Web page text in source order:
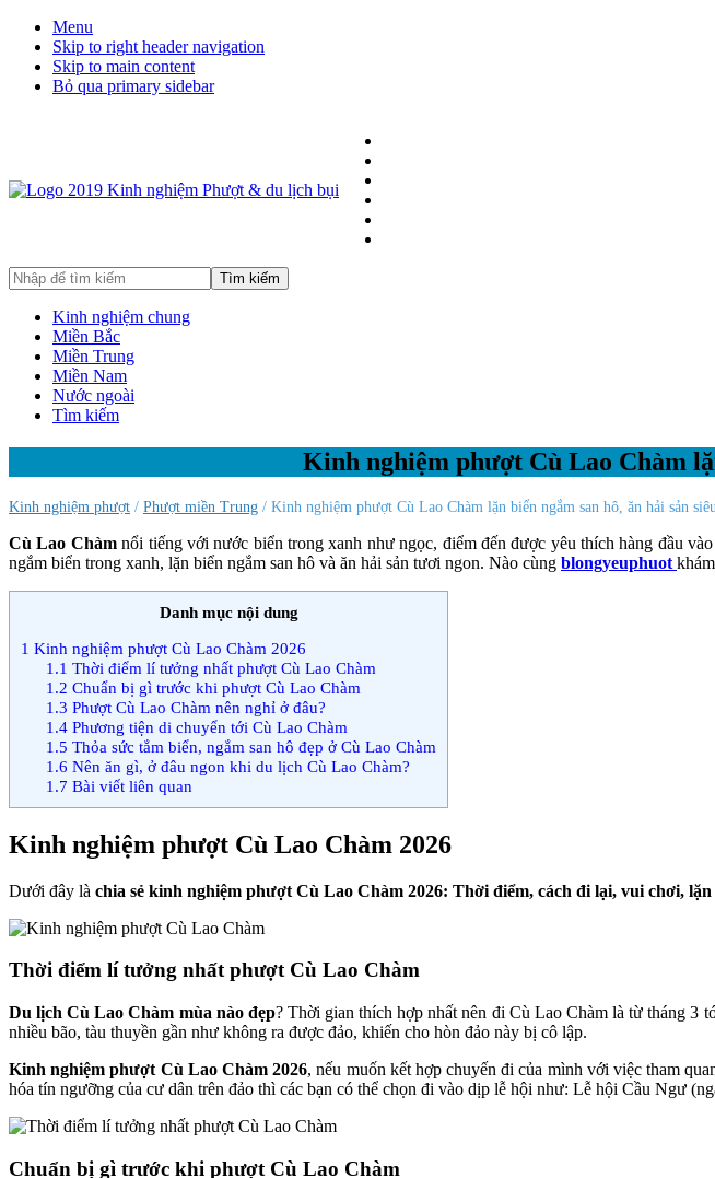
Menu
Skip to right header navigation
Skip to main content
Bỏ qua primary sidebar
đi
phượt,
trong
ngoài
toàn,
vui
trải
nghiệm,
Nhập
để
kiếm
Kinh nghiệm chung
Miền Bắc
Miền Trung
Miền Nam
Nước ngoài
Tìm kiếm
Kinh nghiệm phượt Cù Lao Chàm
Kinh nghiệm phượt / Phượt miền Trung / Kinh nghiệm phượt Cù Lao Chàm lặn biển ngắm san hô, ăn hải sản
Cù Lao Chàmnổi tiếng với nước biển trong xanh như ngọc, điểm đến được yêu thích hàng đầu
ngắm biển trong xanh, lặn biển ngắm san hô và ăn hải sản tươi ngon. Nào cùng blongyeuphuot
Danh mục nội dung
1 Kinh nghiệm phượt Cù Lao Chàm 2026
1.1 Thời điểm lí tưởng nhất phượt Cù Lao Chàm
1.2 Chuẩn bị gì trước khi phượt Cù Lao Chàm
1.3 Phượt Cù Lao Chàm nên nghỉ ở đâu?
1.4Phương tiện di chuyển tới Cù Lao Chàm
1.5 Thỏa sức tắm biển, ngắm san hô đẹp ở Cù Lao Chàm
1.6 Nên ăn gì, ở đâu ngon khi du lịch Cù Lao Chàm?
1.7 Bài viết liên quan
Kinh nghiệm phượt Cù Lao Chàm 2026
Dưới đây là chia sẻ kinh nghiệm phượt Cù Lao Chàm 2026: Thời điểm, cách đi lại, vui chơi, lặn
Thời điểm lí tưởng nhất phượt Cù Lao Chàm
Du lịch Cù Lao Chàm mùa nào đẹp? Thời gian thích hợp nhất nên đi Cù Lao Chàm là từ tháng 3
nhiều bão, tàu thuyền gần như không ra được đảo, khiến cho hòn đảo này bị cô lập.
Kinh nghiệm phượt Cù Lao Chàm 2026, nếu muốn kết hợp chuyến đi của mình với việc tham
hóa tín ngưỡng của cư dân trên đảo thì các bạn có thể chọn đi vào dịp lễ hội như: Lễ hội Cầu Ngư
Chuẩn bị gì trước khi phượt Cù Lao Chàm